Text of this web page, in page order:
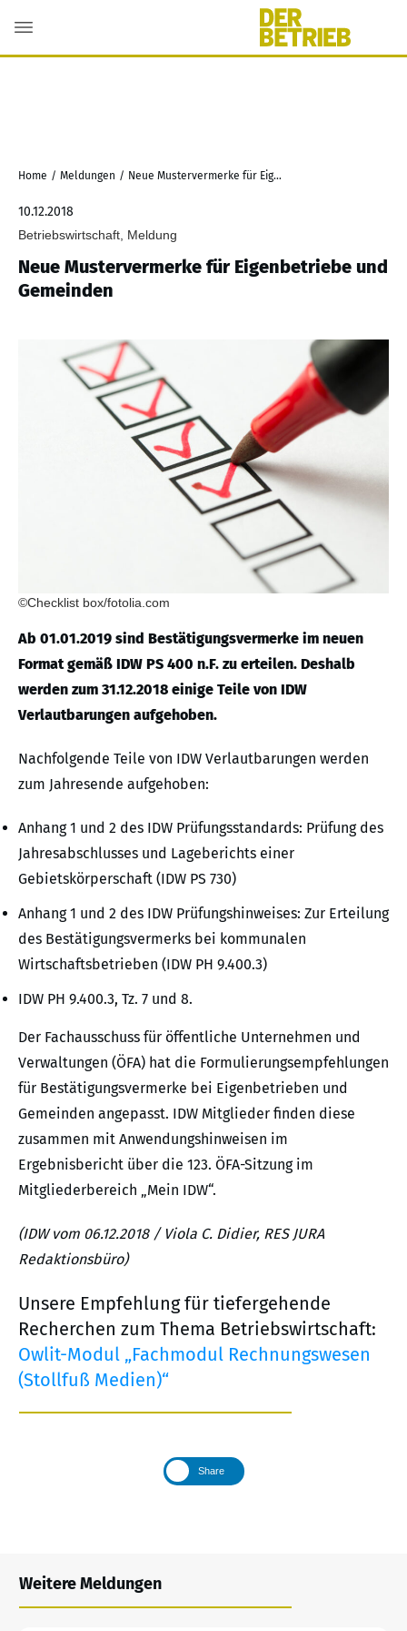
Home / Meldungen / Neue Mustervermerke für Eigenbetriebe und Gemeinden
10.12.2018
Betriebswirtschaft, Meldung
Neue Mustervermerke für Eigenbetriebe und
Gemeinden
©Checklist box/fotolia.com
Ab 01.01.2019 sind Bestätigungsvermerke im neuen
Format gemäß IDW PS 400 n.F. zu erteilen. Deshalb
werden zum 31.12.2018 einige Teile von IDW
Verlautbarungen aufgehoben.
Nachfolgende Teile von IDW Verlautbarungen werden
zum Jahresende aufgehoben:
Anhang 1 und 2 des IDW Prüfungsstandards: Prüfung des
Jahresabschlusses und Lageberichts einer
Gebietskörperschaft (IDW PS 730)
Anhang 1 und 2 des IDW Prüfungshinweises: Zur Erteilung
des Bestätigungsvermerks bei kommunalen
Wirtschaftsbetrieben (IDW PH 9.400.3)
IDW PH 9.400.3, Tz. 7 und 8.
Der Fachausschuss für öffentliche Unternehmen und
Verwaltungen (ÖFA) hat die Formulierungsempfehlungen
für Bestätigungsvermerke bei Eigenbetrieben und
Gemeinden angepasst. IDW Mitglieder finden diese
zusammen mit Anwendungshinweisen im
Ergebnisbericht über die 123. ÖFA-Sitzung im
Mitgliederbereich „Mein IDW“.
(IDW vom 06.12.2018 / Viola C. Didier, RES JURA
Redaktionsbüro)
Unsere Empfehlung für tiefergehende
Recherchen zum Thema Betriebswirtschaft:
Owlit-Modul „Fachmodul Rechnungswesen
(Stollfuß Medien)“
Share
Weitere Meldungen